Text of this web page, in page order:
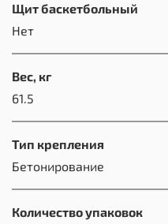
Щит баскетбольный
Нет
Вес, кг
61.5
Тип крепления
Бетонирование
Количество упаковок